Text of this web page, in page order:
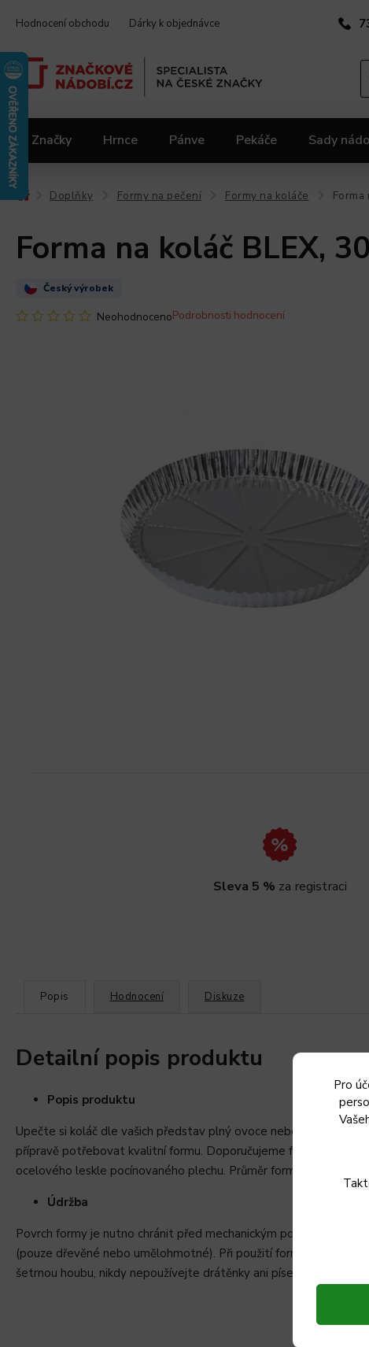
Pro
Hodnocení obchodu Dárky k objednávce
Značky Hrnce Pánve Pekáče Sady
Doplňky Formy na pečení Formy na koláče Forma
Forma na koláč BLEX,
Český výrobek
NeohodnocenoPodrobnosti hodnocení
Sleva 5 % za registraci
Popis Hodnocení Diskuze
Detailní popis produktu
Popis produktu
Upečte si koláč dle vašich představ plný ovoce nebo oříšků. Ať
přípravě potřebovat kvalitní formu. Doporučujeme formu vyložit
ocelového leskle pocínovaného plechu. Průměr formy je 30 cm s
Údržba
Povrch formy je nutno chránit před mechanickým poškozením,
(pouze dřevěné nebo umělohmotné). Při použití formy za
šetrnou houbu, nikdy nepoužívejte drátěnky ani písek na nádobí a